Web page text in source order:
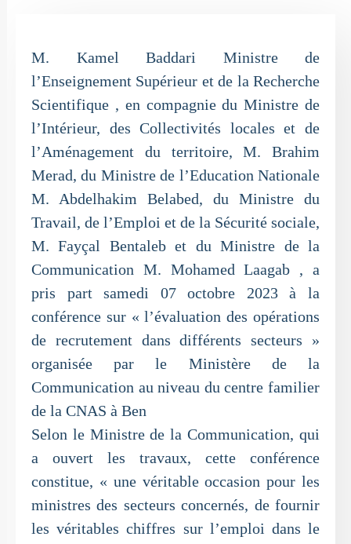
M. Kamel Baddari Ministre de
l’Enseignement Supérieur et de la Recherche
Scientifique , en compagnie du Ministre de
l’Intérieur, des Collectivités locales et de
l’Aménagement du territoire, M. Brahim
Merad, du Ministre de l’Education Nationale
M. Abdelhakim Belabed, du Ministre du
Travail, de l’Emploi et de la Sécurité sociale,
M. Fayçal Bentaleb et du Ministre de la
Communication M. Mohamed Laagab , a
pris part samedi 07 octobre 2023 à la
conférence sur « l’évaluation des opérations
de recrutement dans différents secteurs »
organisée par le Ministère de la
Communication au niveau du centre familier
de la CNAS à Ben
Selon le Ministre de la Communication, qui
a ouvert les travaux, cette conférence
constitue, « une véritable occasion pour les
ministres des secteurs concernés, de fournir
les véritables chiffres sur l’emploi dans le